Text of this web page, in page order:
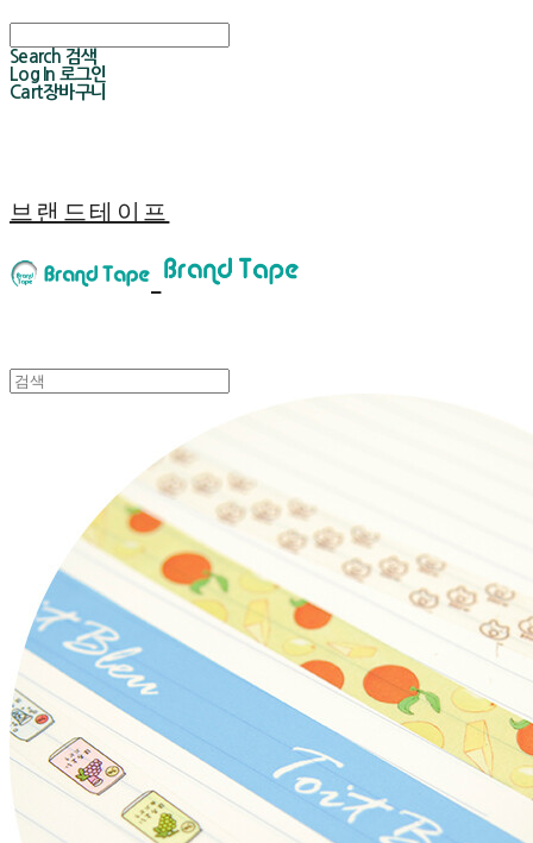
Search 검색
Log In 로그인
Cart장바구니
브랜드테이프